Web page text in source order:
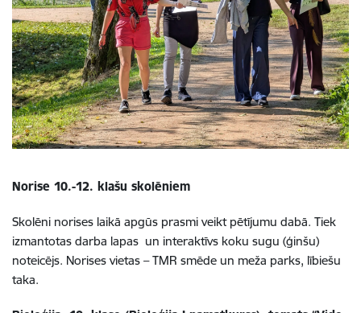
Norise 10.-12. klašu skolēniem
Skolēni norises laikā apgūs prasmi veikt pētījumu dabā. Tiek
izmantotas darba lapas un interaktīvs koku sugu (ģinšu)
noteicējs. Norises vietas – TMR smēde un meža parks, lībiešu
taka.